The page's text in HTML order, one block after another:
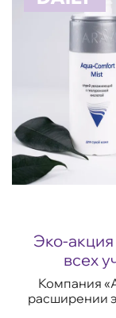
Эко-
всех
Компания
расширении